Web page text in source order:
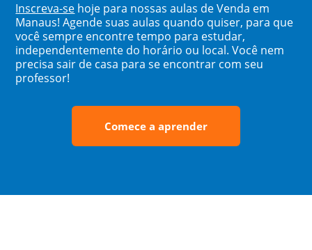
Inscreva-se hoje para nossas aulas de Venda em
Manaus! Agende suas aulas quando quiser, para que
você sempre encontre tempo para estudar,
independentemente do horário ou local. Você nem
precisa sair de casa para se encontrar com seu
professor!
Comece a aprender